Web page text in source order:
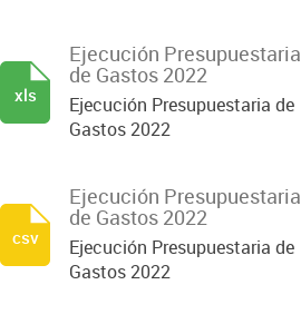
Ejecución Presupuestaria
de Gastos 2022
Ejecución Presupuestaria de
Gastos 2022
xls
Ejecución Presupuestaria
de Gastos 2022
Ejecución Presupuestaria de
Gastos 2022
csv